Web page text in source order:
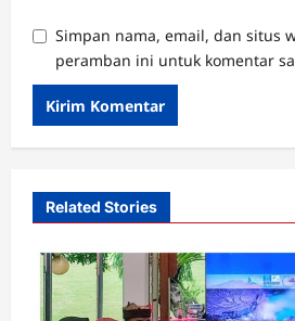
Simpan nama, email, dan situs
peramban ini untuk komentar
Related Stories